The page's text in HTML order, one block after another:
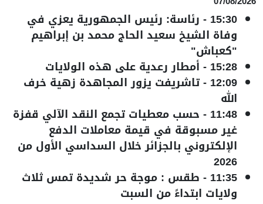
15:30
- رئاسة: رئيس الجمهورية يعزي في
وفاة الشيخ سعيد الحاج محمد بن إبراهيم
"كعباش"
15:28
- أمطار رعدية على هذه الولايات
12:09
-تاشريفت يزور المجاهدة زهية خرف
الله
11:48
- حسب معطيات تجمع النقد الآلي قفزة
غير مسبوقة في قيمة معاملات الدفع
الإلكتروني بالجزائر خلال السداسي الأول من
2026
11:35
- طقس : موجة حر شديدة تمس ثلاث
ولايات ابتداءً من السبت